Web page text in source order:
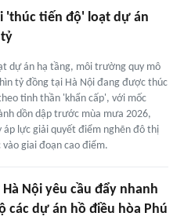
'thúc tiến độ' loạt dự án
dự án hạ tầng, môi trường quy mô
tỷ đồng tại Hà Nội đang được thúc
tinh thần 'khẩn cấp', với mốc
dồn dập trước mùa mưa 2026,
áp lực giải quyết điểm nghẽn đô thị
giai đoạn cao điểm.
Hà Nội yêu cầu đẩy nhanh
các dự án hồ điều hòa Phú